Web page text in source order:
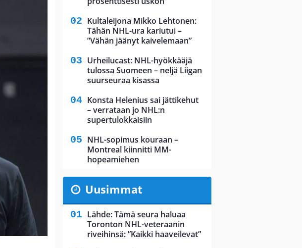
Kultaleijona Mikko Lehtonen:
Tähän NHL-ura kariutui –
”Vähän jäänyt kaivelemaan”
Urheilucast: NHL-hyökkääjä
tulossa Suomeen – neljä Liigan
suurseuraa kisassa
Konsta Helenius sai jättikehut
– verrataan jo NHL:n
supertulokkaisiin
NHL-sopimus kouraan –
Montreal kiinnitti MM-
hopeamiehen
Uusimmat
Lähde: Tämä seura haluaa
Toronton NHL-veteraanin
riveihinsä: ”Kaikki haaveilevat”